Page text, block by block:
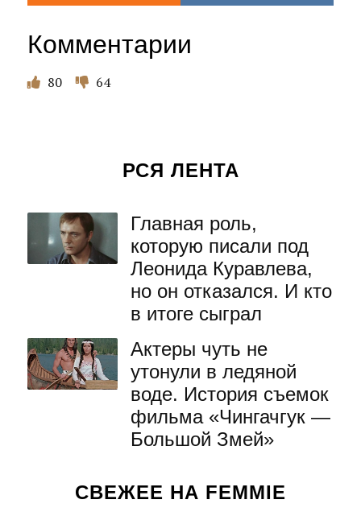
Комментарии
80 64
РСЯ ЛЕНТА
Главная роль,
которую писали под
Леонида Куравлева,
но он отказался. И кто
в итоге сыграл
Актеры чуть не
утонули в ледяной
воде. История съемок
фильма «Чингачгук —
Большой Змей»
СВЕЖЕЕ НА FEMMIE